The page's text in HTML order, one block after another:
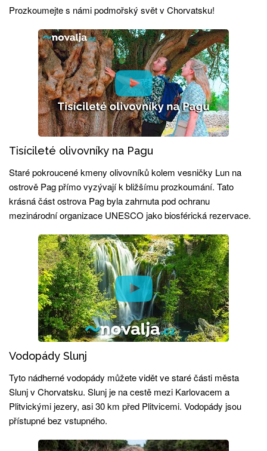
Prozkoumejte s námi podmořský svět v Chorvatsku!
Tisícileté olivovníky na Pagu
Staré pokroucené kmeny olivovníků kolem vesničky Lun na
ostrově Pag přímo vyzývají k bližšímu prozkoumání. Tato
krásná část ostrova Pag byla zahrnuta pod ochranu
mezinárodní organizace UNESCO jako biosférická rezervace.
Vodopády Slunj
Tyto nádherné vodopády můžete vidět ve staré části města
Slunj v Chorvatsku. Slunj je na cestě mezi Karlovacem a
Plitvickými jezery, asi 30 km před Plitvicemi. Vodopády jsou
přístupné bez vstupného.